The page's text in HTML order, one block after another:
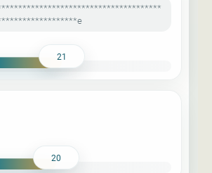
21
20